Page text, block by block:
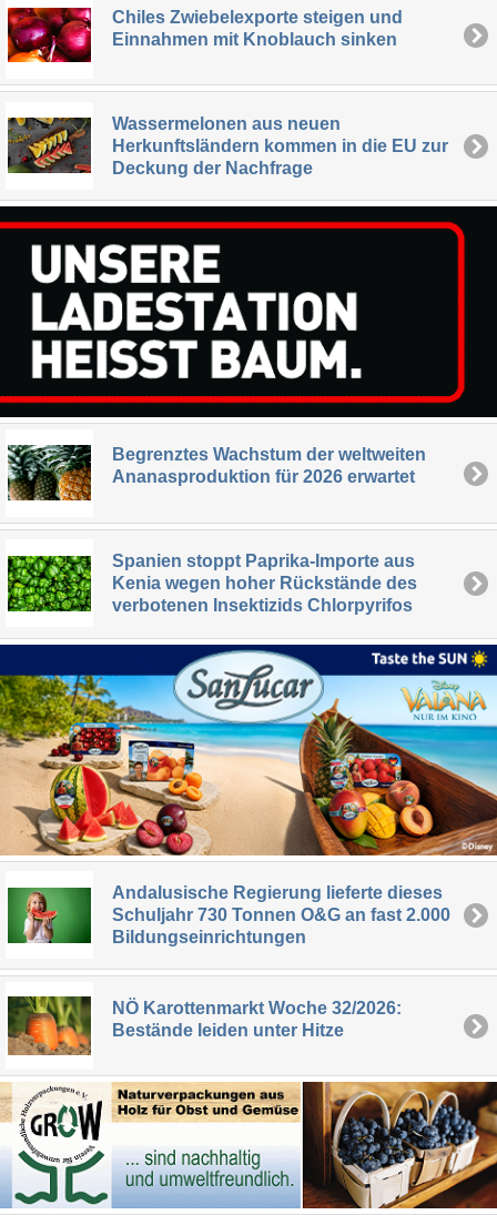
Chiles Zwiebelexporte steigen und
Einnahmen mit Knoblauch sinken
Wassermelonen aus neuen
Herkunftsländern kommen in die EU zur
Deckung der Nachfrage
Begrenztes Wachstum der weltweiten
Ananasproduktion für 2026 erwartet
Spanien stoppt Paprika-Importe aus
Kenia wegen hoher Rückstände des
verbotenen Insektizids Chlorpyrifos
Andalusische Regierung lieferte dieses
Schuljahr 730 Tonnen O&G an fast 2.000
Bildungseinrichtungen
NÖ Karottenmarkt Woche 32/2026:
Bestände leiden unter Hitze